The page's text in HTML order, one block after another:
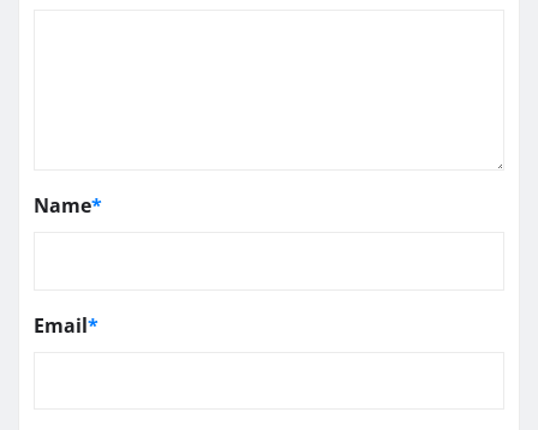
Name*
Email*